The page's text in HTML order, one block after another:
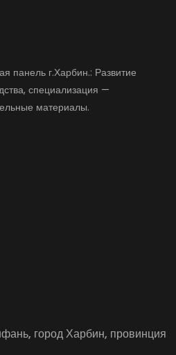
панель г.Харбин.: Развитие
специализация —
материалы.
город Харбин, провинция